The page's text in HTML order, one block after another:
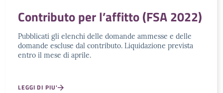
Contributo per l’affitto (FSA 2022)
Pubblicati gli elenchi delle domande ammesse e delle
domande escluse dal contributo. Liquidazione prevista
entro il mese di aprile.
LEGGI DI PIU'